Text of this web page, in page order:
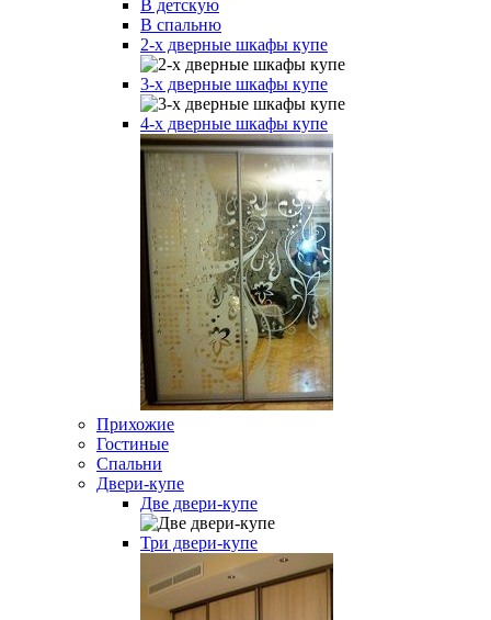
В детскую
В спальню
2-х дверные шкафы купе
3-х дверные шкафы купе
4-х дверные шкафы купе
Прихожие
Гостиные
Спальни
Двери-купе
Две двери-купе
Три двери-купе